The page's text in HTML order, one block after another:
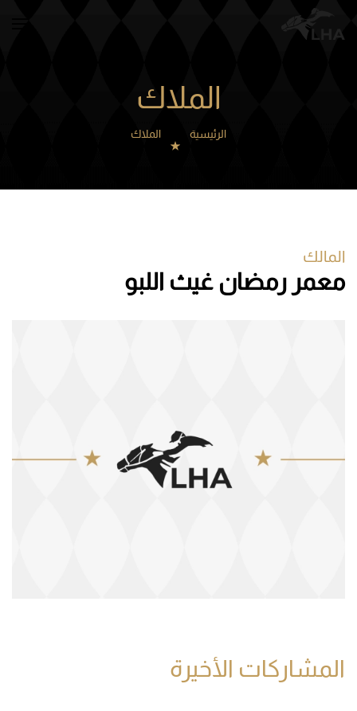
الملاك
الرئيسية الملاك
المالك
معمر رمضان غيث اللبو
المشاركات الأخيرة